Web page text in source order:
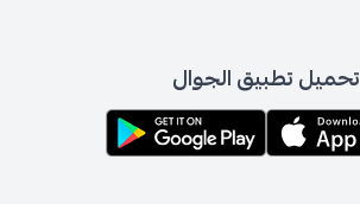
تحميل تطبيق الجوال